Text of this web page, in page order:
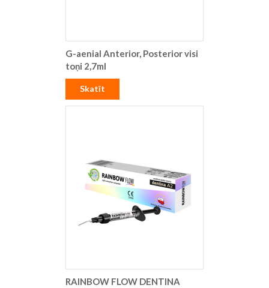
G-aenial Anterior, Posterior visi
toņi 2,7ml
Skatīt
RAINBOW FLOW DENTINA